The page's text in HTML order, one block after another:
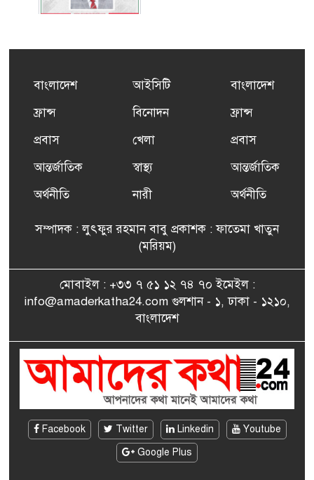
৫
এর সম্পূর্ণ বিনামূল্যের সুশি
ফ্রান্সসহ ইউরোপীয় দেশসমূহে
দাবদাহ: কারণ, প্রভাব ও করণীয়
ফ্রান্সে সংবর্ধিত হলেন যুক্তরাজ্য
বিএনপি’র আহ্বায়ক কমিটির
সাংবাদিকতায় কৃতিত্বের পুরস্কার
এমপি মমতাজ আলোকে
জেলা প্রবাসী এসোসিয়েশন’
বেদে সম্প্রদায় নিয়ে প্যারিসে
তথ্য-চলচ্চিত্র “ভাসমান জীবন”
বাংলাদেশ
ফ্রান্স
প্রবাস
আন্তর্জাতিক
অর্থনীতি
আইসিটি
বিনোদন
খেলা
স্বাস্থ্য
নারী
বাংলাদেশ
ফ্রান্স
প্রবাস
আন্তর্জাতিক
অর্থনীতি
সম্পাদক : লুৎফুর রহমান বাবু প্রকাশক : ফাতেমা খাতুন
(মরিয়ম)
মোবাইল : +৩৩ ৭ ৫১ ১২ ৭৪ ৭০ ইমেইল :
info@amaderkatha24.com গুলশান - ১, ঢাকা - ১২১০,
বাংলাদেশ
Facebook Twitter Linkedin
Youtube
Google Plus